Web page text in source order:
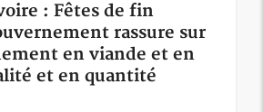
: Fêtes de fin
rassure sur
en viande et en
et en quantité